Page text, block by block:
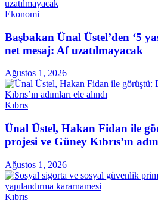
Ekonomi
Başbakan Ünal Üstel’den ‘5
net mesaj: Af uzatılmayacak
Ağustos 1, 2026
Kıbrıs
Ünal Üstel, Hakan Fidan ile
projesi ve Güney Kıbrıs’ın
Ağustos 1, 2026
Kıbrıs